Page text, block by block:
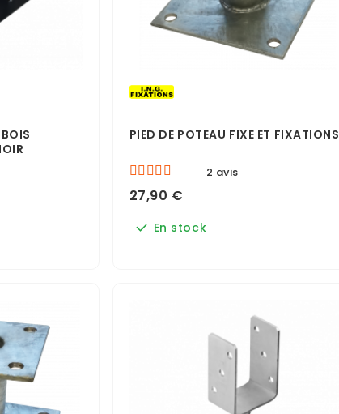
PIED DE POTEAU FIXE ET FIXATIONS
2 avis
27,90 €
En stock